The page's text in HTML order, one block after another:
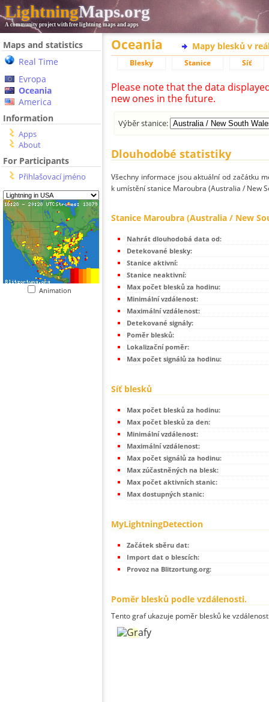
LightningMaps.org
A community project with free lightning maps and apps
Maps and statistics
Real Time
Evropa
Oceania
America
Information
Apps
About
For Participants
Přihlašovací jméno
Animation
Oceania Mapy blesků v
Blesky Stanice Síť
Please note that the data
new ones in the future.
Výběr stanice:
Dlouhodobé statistiky
Všechny informace jsou aktuální od začátku
k umístění stanice Maroubra (Australia / New
Stanice Maroubra (Australia / New
Nahrát dlouhodobá data od:
Detekované blesky:
Stanice aktivní:
Stanice neaktivní:
Max počet blesků za hodinu:
Minimální vzdálenost:
Maximální vzdálenost:
Detekované signály:
Poměr blesků:
Lokalizační poměr:
Max počet signálů za hodinu:
Síť blesků
Max počet blesků za hodinu:
Max počet blesků za den:
Minimální vzdálenost:
Maximální vzdálenost:
Max počet signálů za hodinu:
Max zúčastněných na blesk:
Max počet aktivních stanic:
Max dostupných stanic:
MyLightningDetection
Začátek sběru dat:
Import dat o blescích:
Provoz na Blitzortung.org:
Poměr blesků podle vzdálenosti.
Tento graf ukazuje poměr blesků ke